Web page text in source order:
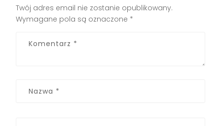
Twój adres email nie zostanie opublikowany.
Wymagane pola są oznaczone *